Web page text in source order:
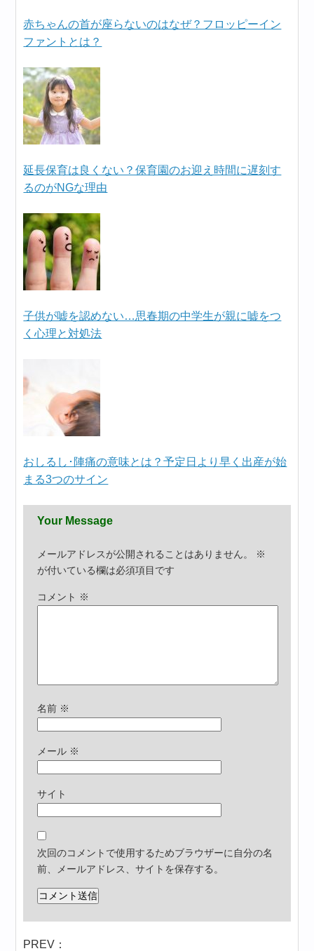
赤ちゃんの首が座らないのはなぜ？フロッピーイン
ファントとは？
延長保育は良くない？保育園のお迎え時間に遅刻す
るのがNGな理由
子供が嘘を認めない…思春期の中学生が親に嘘をつ
く心理と対処法
おしるし･陣痛の意味とは？予定日より早く出産が始
まる3つのサイン
Your Message
メールアドレスが公開されることはありません。
※
が付いている欄は必須項目です
コメント ※
名前 ※
メール ※
サイト
次回のコメントで使用するためブラウザーに自分の名
前、メールアドレス、サイトを保存する。
PREV：